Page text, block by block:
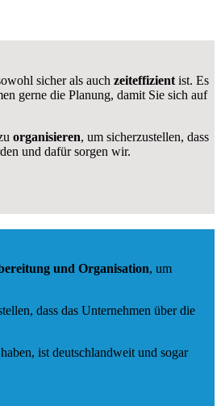
sicher als auch zeiteffizientist. Es
gerne die Planung, damit Sie sich auf
organisieren, um sicherzustellen, dass
und dafür sorgen wir.
und Organisation, um
dass das Unternehmen über die
ist deutschlandweit und sogar